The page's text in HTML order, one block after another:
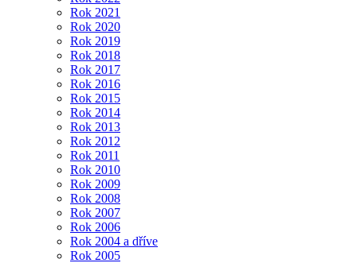
Rok 2021
Rok 2020
Rok 2019
Rok 2018
Rok 2017
Rok 2016
Rok 2015
Rok 2014
Rok 2013
Rok 2012
Rok 2011
Rok 2010
Rok 2009
Rok 2008
Rok 2007
Rok 2006
Rok 2004 a dříve
Rok 2005